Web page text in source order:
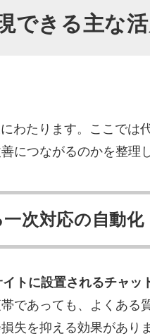
実施
できる主な
わたります。ここでは
につながるのかを整理
次対応の自動化
トに設置されるチャッ
であっても、よくある
失を抑える効果がありま